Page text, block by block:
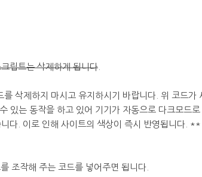
립트는 삭제하게 됩니다
삭제하지 마시고 유지하시기 바랍니다. 위 코드가
있는 동작을 하고 있어 기기가 자동으로 다크모드
다. 이로 인해 사이트의 색상이 즉시 반영됩니다. **
조작해 주는 코드를 넣어주면 됩니다.